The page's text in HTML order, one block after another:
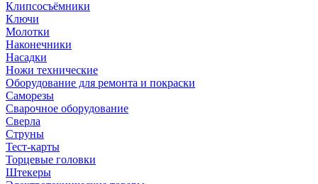
Клипсосъёмники
Ключи
Молотки
Наконечники
Насадки
Ножи технические
Оборудование для ремонта и покраски
Саморезы
Сварочное оборудование
Сверла
Струны
Тест-карты
Торцевые головки
Штекеры